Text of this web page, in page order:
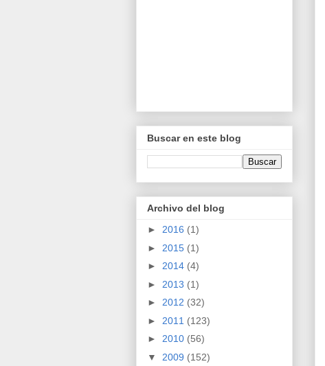
Buscar en este blog
Archivo del blog
► 2016 (1)
► 2015 (1)
► 2014 (4)
► 2013 (1)
► 2012 (32)
► 2011 (123)
► 2010 (56)
▼ 2009 (152)